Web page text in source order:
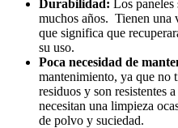
Durabilidad: Los paneles
muchos años. Tienen una
que significa que
su uso.
Poca necesidad de
mantenimiento, ya que no
residuos y son resistentes
necesitan una limpieza
de polvo y suciedad.